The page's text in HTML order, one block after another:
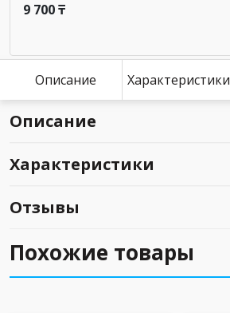
9 700 ₸
Описание Характеристики
Описание
Характеристики
Отзывы
Похожие товары